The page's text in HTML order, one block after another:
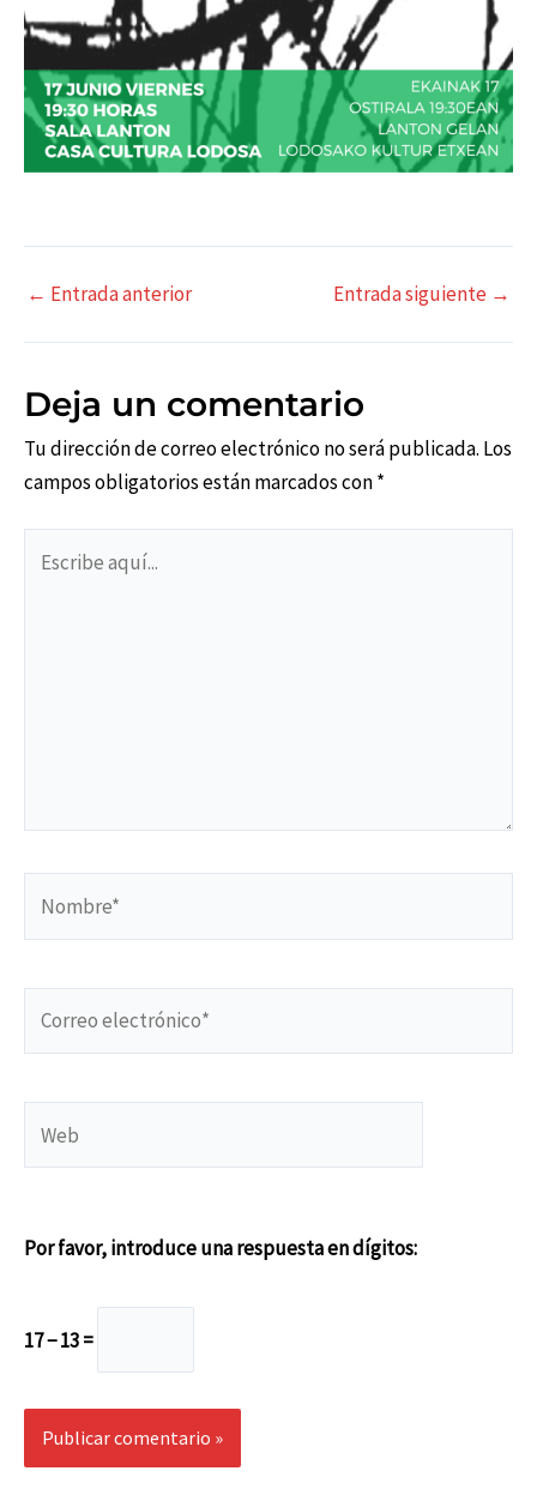
Navegación
← Entrada anterior Entrada siguiente →
Deja un comentario
Tu dirección de correo electrónico no será publicada. Los
campos obligatorios están marcados con*
aquí...
Por favor, introduce una respuesta en dígitos:
17 − 13 =